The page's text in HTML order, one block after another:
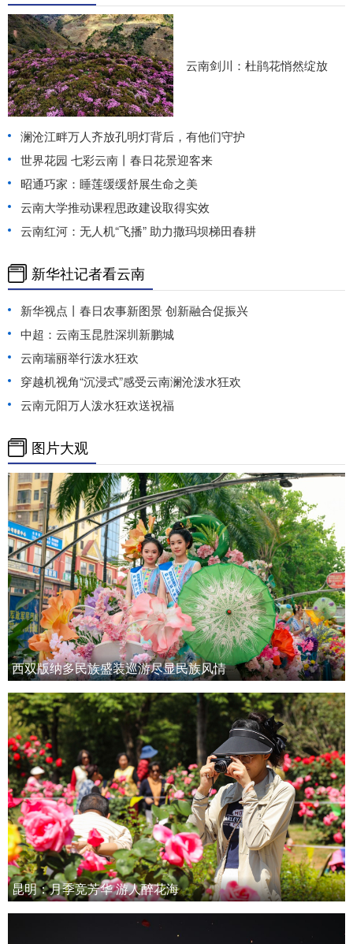
云南剑川：杜鹃花悄然绽放
澜沧江畔万人齐放孔明灯背后，有他们守护
世界花园 七彩云南丨春日花景迎客来
昭通巧家：睡莲缓缓舒展生命之美
云南大学推动课程思政建设取得实效
云南红河：无人机“飞播” 助力撒玛坝梯田春耕
新华社记者看云南
新华视点丨春日农事新图景 创新融合促振兴
中超：云南玉昆胜深圳新鹏城
云南瑞丽举行泼水狂欢
穿越机视角“沉浸式”感受云南澜沧泼水狂欢
云南元阳万人泼水狂欢送祝福
图片大观
西双版纳多民族盛装巡游尽显民族风情
昆明：月季竞芳华 游人醉花海